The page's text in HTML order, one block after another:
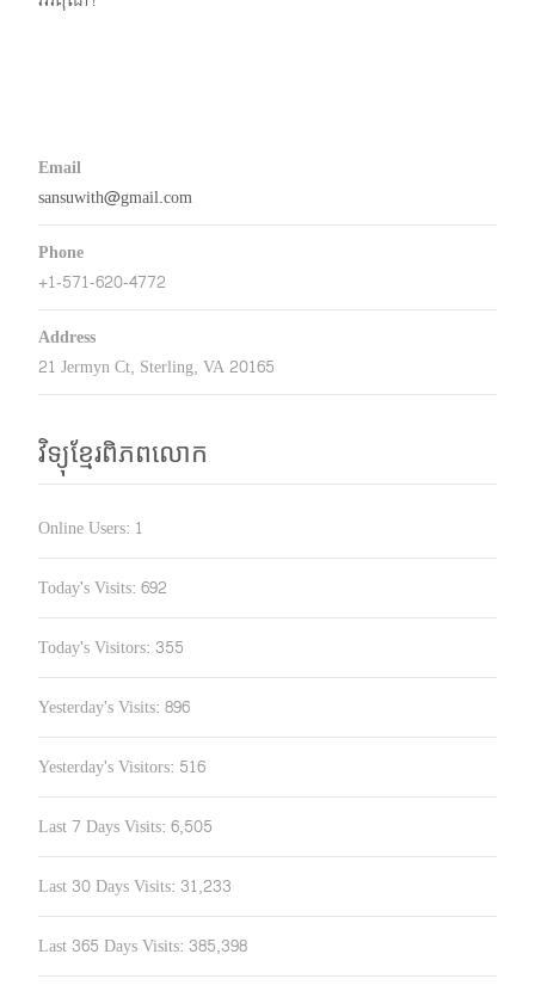
Email
sansuwith@gmail.com
Phone
+1-571-620-4772
Address
21 Jermyn Ct, Sterling, VA 20165
វិទ្យុខ្មែរពិភពលោក
Online Users: 1
Today's Visits: 692
Today's Visitors: 355
Yesterday's Visits: 896
Yesterday's Visitors: 516
Last 7 Days Visits: 6,505
Last 30 Days Visits: 31,233
Last 365 Days Visits: 385,398